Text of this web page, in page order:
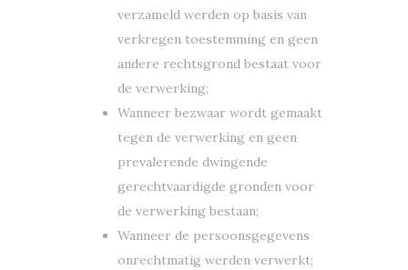
verzameld werden op basis van
verkregen toestemming en geen
andere rechtsgrond bestaat voor
de verwerking;
Wanneer bezwaar wordt gemaakt
tegen de verwerking en geen
prevalerende dwingende
gerechtvaardigde gronden voor
de verwerking bestaan;
Wanneer de persoonsgegevens
onrechtmatig werden verwerkt;